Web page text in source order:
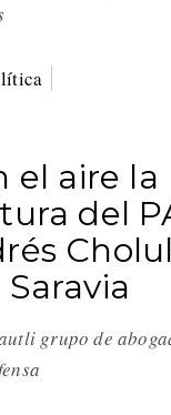
el aire la
del
grupo de